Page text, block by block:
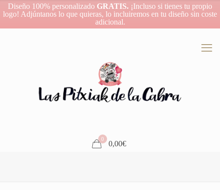
Diseño 100% personalizado GRATIS. ¡Incluso si tienes tu propio
logo! Adjúntanos lo que quieras, lo incluiremos en tu diseño sin coste
adicional.
0
0,00€